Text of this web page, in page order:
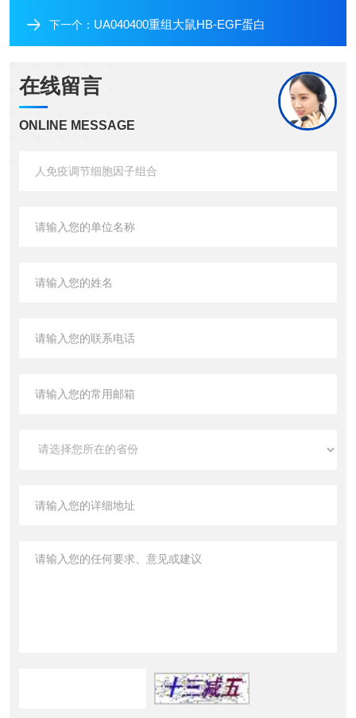
下一个： UA040400重组大鼠HB-EGF蛋白
在线留言
ONLINE MESSAGE